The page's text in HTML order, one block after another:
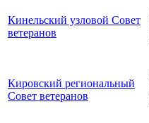
Кинельский узловой Совет
ветеранов
Кировский региональный
Совет ветеранов